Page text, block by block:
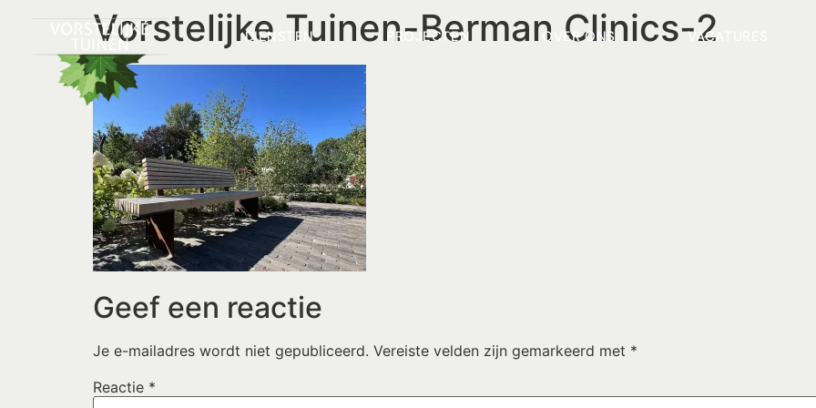
DIENSTEN PROJECTEN OVER ONS VACATURES
Vorstelijke Tuinen-Berman Clinics-2
Geef een reactie
Je e-mailadres wordt niet gepubliceerd. Vereiste velden zijn gemarkeerd met *
Reactie *